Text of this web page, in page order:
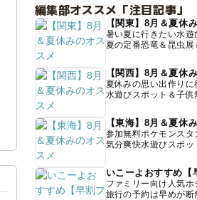
編集部オススメ「注目記事」
【関東】8月＆夏休
暑い夏に行きたい水遊
夏の定番恐竜＆昆虫展
【関西】8月＆夏休
夏休みの思い出作りに
水遊びスポット＆子供
【東海】8月＆夏休
参加無料ポケモンスタ
気分爽快水遊びスポッ
いこーよおすすめ【
ファミリー向け人気ホ
旅行の予約は早めが断